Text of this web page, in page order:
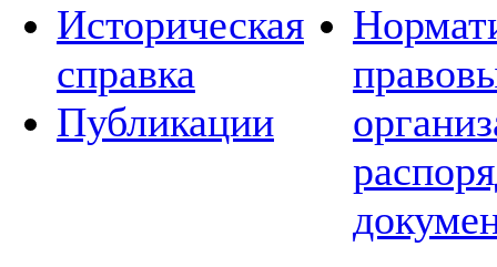
Историческая
справка
Публикации